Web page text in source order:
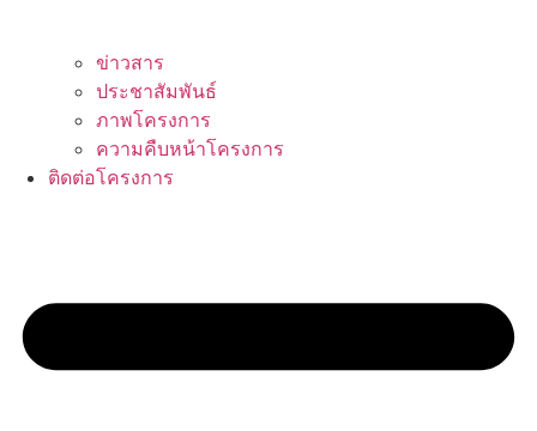
ข่าวสาร
ประชาสัมพันธ์
ภาพโครงการ
ความคืบหน้าโครงการ
ติดต่อโครงการ